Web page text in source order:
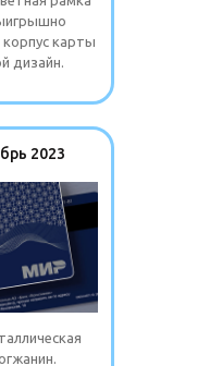
карты
дизайн.
2023